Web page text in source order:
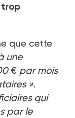
que cette
une
€ par mois
».
qui
par le